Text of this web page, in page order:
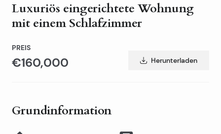
Luxuriös eingerichtete Wohnung
mit einem Schlafzimmer
PREIS
€160,000 Herunterladen
Grundinformation